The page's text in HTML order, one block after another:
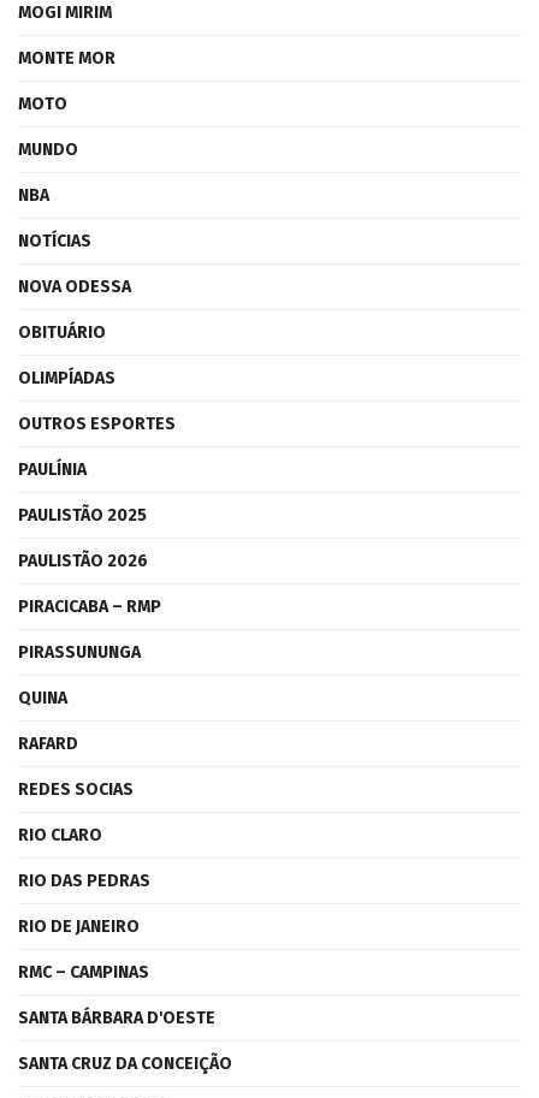
MOGI MIRIM
MONTE MOR
MOTO
MUNDO
NBA
NOTÍCIAS
NOVA ODESSA
OBITUÁRIO
OLIMPÍADAS
OUTROS ESPORTES
PAULÍNIA
PAULISTÃO 2025
PAULISTÃO 2026
PIRACICABA – RMP
PIRASSUNUNGA
QUINA
RAFARD
REDES SOCIAS
RIO CLARO
RIO DAS PEDRAS
RIO DE JANEIRO
RMC – CAMPINAS
SANTA BÁRBARA D'OESTE
SANTA CRUZ DA CONCEIÇÃO